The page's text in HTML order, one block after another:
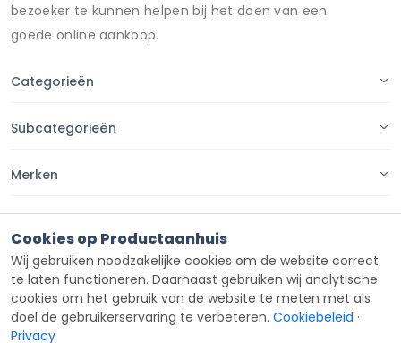
bezoeker te kunnen helpen bij het doen van een
goede online aankoop.
Categorieën
Subcategorieën
Merken
Contact
Cookies op Productaanhuis
Wij gebruiken noodzakelijke cookies om de website correct
te laten functioneren. Daarnaast gebruiken wij analytische
cookies om het gebruik van de website te meten met als
doel de gebruikerservaring te verbeteren. Cookiebeleid ·
Privacy